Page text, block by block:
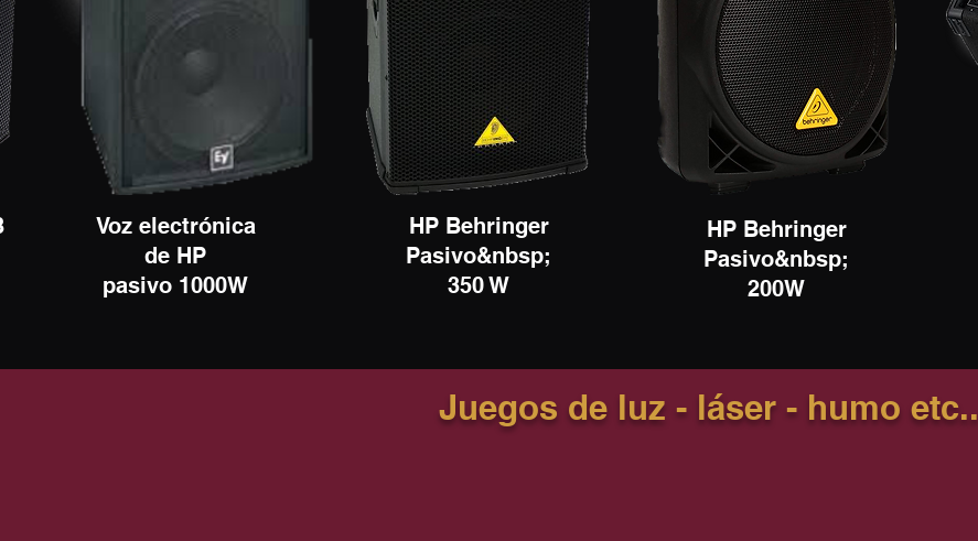
Voz electrónica
de HP
pasivo 1000W
HP Behringer
Pasivo&nbsp;
350 W
HP Behringer
Pasivo&nbsp;
200W
Juegos de luz - láser - humo etc..